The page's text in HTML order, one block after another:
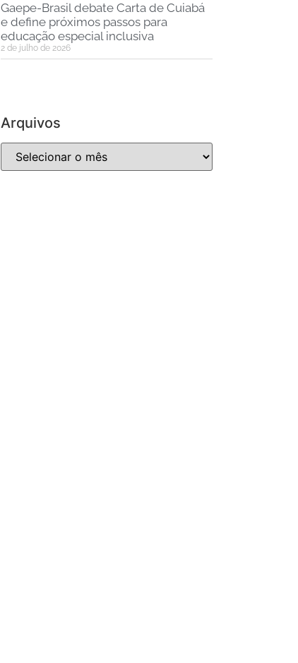
Gaepe-Brasil debate Carta de Cuiabá
e define próximos passos para
educação especial inclusiva
2 de julho de 2026
Arquivos